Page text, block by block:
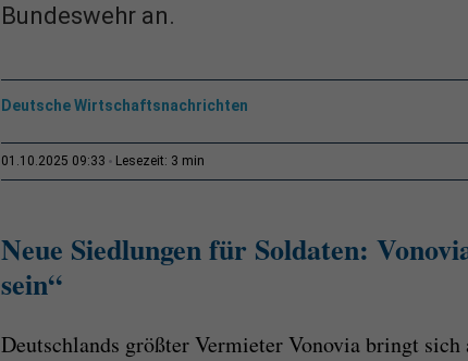
Bundeswehr an.
Deutsche Wirtschaftsnachrichten
01.10.2025 09:33 Lesezeit: 3 min
Neue Siedlungen für Soldaten:
sein“
Deutschlands größter Vermieter Vonovia bringt sich